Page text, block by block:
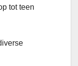
tot teen